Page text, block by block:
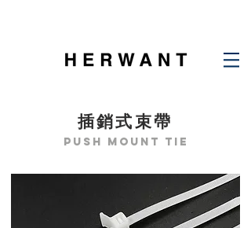
插銷式束帶
push mount tie